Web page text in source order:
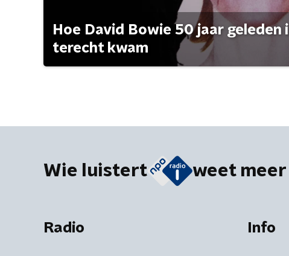
Hoe David Bowie 50 jaar geleden
terecht kwam
Wie luistert weet meer
Radio Info